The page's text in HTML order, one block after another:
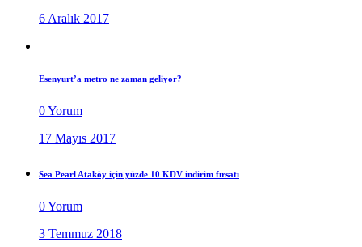
6 Aralık 2017
Esenyurt’a metro ne zaman geliyor?
0 Yorum
17 Mayıs 2017
Sea Pearl Ataköy için yüzde 10 KDV indirim fırsatı
0 Yorum
3 Temmuz 2018